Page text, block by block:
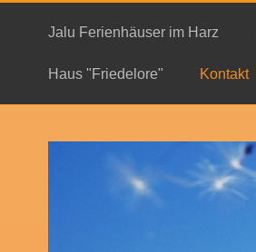
Jalu Ferienhäuser im Harz
Haus "Friedelore" Kontakt